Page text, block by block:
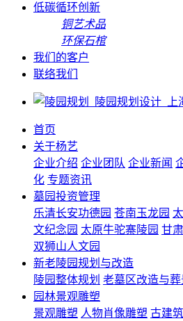
低碳循环创新
铜艺术品
环保石棺
我们的客户
联络我们
首页
关于杨艺
企业介绍 企业团队 企业新闻
化 专题资讯
墓园投资管理
乐清长安功德园 苍南玉龙园
文纪念园 太原牛驼寨陵园 甘
双狮山人文园
新老陵园规划与改造
陵园整体规划 老墓区改造与
园林景观雕塑
景观雕塑 人物肖像雕塑 古建